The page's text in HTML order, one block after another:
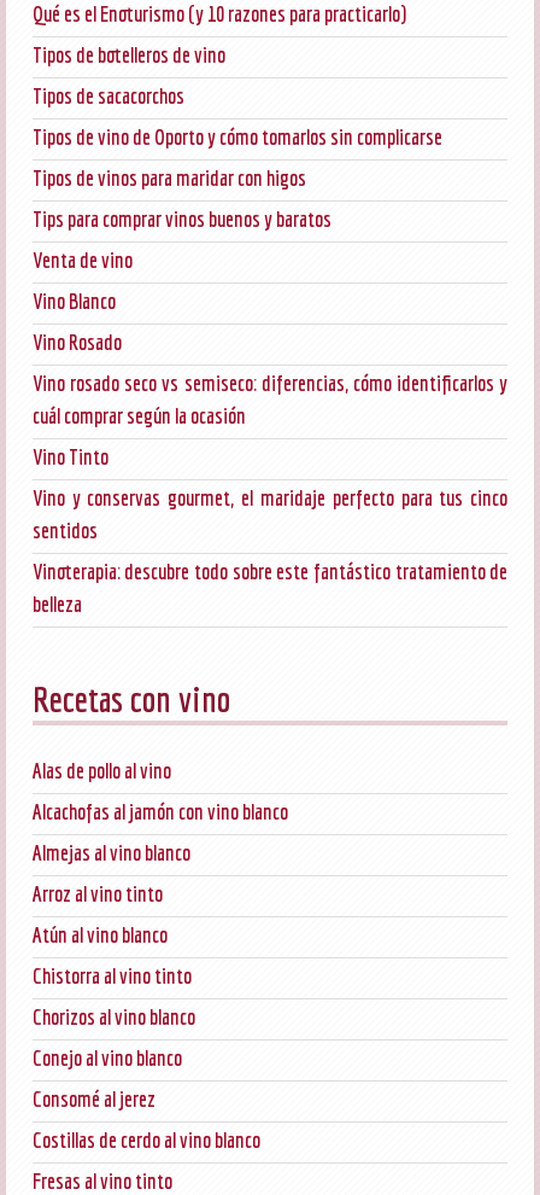
Qué es el Enoturismo (y 10 razones para practicarlo)
Tipos de botelleros de vino
Tipos de sacacorchos
Tipos de vino de Oporto y cómo tomarlos sin complicarse
Tipos de vinos para maridar con higos
Tips para comprar vinos buenos y baratos
Venta de vino
Vino Blanco
Vino Rosado
Vino rosado seco vs semiseco: diferencias, cómo identificarlos y
cuál comprar según la ocasión
Vino Tinto
Vino y conservas gourmet, el maridaje perfecto para tus cinco
sentidos
Vinoterapia: descubre todo sobre este fantástico tratamiento de
belleza
Recetas con vino
Alas de pollo al vino
Alcachofas al jamón con vino blanco
Almejas al vino blanco
Arroz al vino tinto
Atún al vino blanco
Chistorra al vino tinto
Chorizos al vino blanco
Conejo al vino blanco
Consomé al jerez
Costillas de cerdo al vino blanco
Fresas al vino tinto